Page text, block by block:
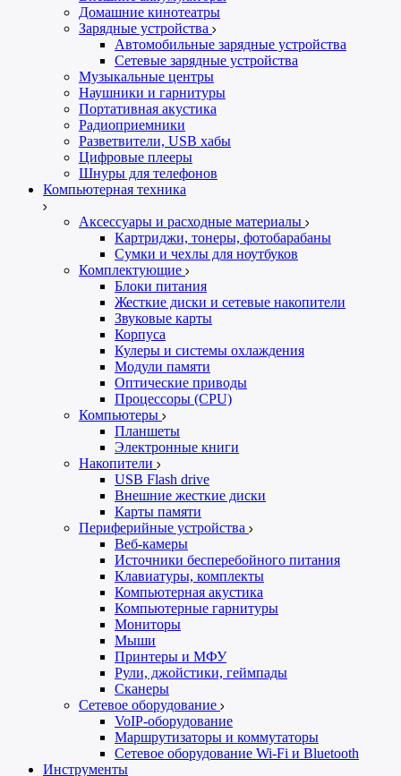
Домашние кинотеатры
Зарядные устройства
Автомобильные зарядные устройства
Сетевые зарядные устройства
Музыкальные центры
Наушники и гарнитуры
Портативная акустика
Радиоприемники
Разветвители, USB хабы
Цифровые плееры
Шнуры для телефонов
Компьютерная техника
Аксессуары и расходные материалы
Картриджи, тонеры, фотобарабаны
Сумки и чехлы для ноутбуков
Комплектующие
Блоки питания
Жесткие диски и сетевые накопители
Звуковые карты
Корпуса
Кулеры и системы охлаждения
Модули памяти
Оптические приводы
Процессоры (CPU)
Компьютеры
Планшеты
Электронные книги
Накопители
USB Flash drive
Внешние жесткие диски
Карты памяти
Периферийные устройства
Веб-камеры
Источники бесперебойного питания
Клавиатуры, комплекты
Компьютерная акустика
Компьютерные гарнитуры
Мониторы
Мыши
Принтеры и МФУ
Рули, джойстики, геймпады
Сканеры
Сетевое оборудование
VoIP-оборудование
Маршрутизаторы и коммутаторы
Сетевое оборудование Wi-Fi и Bluetooth
Инструменты